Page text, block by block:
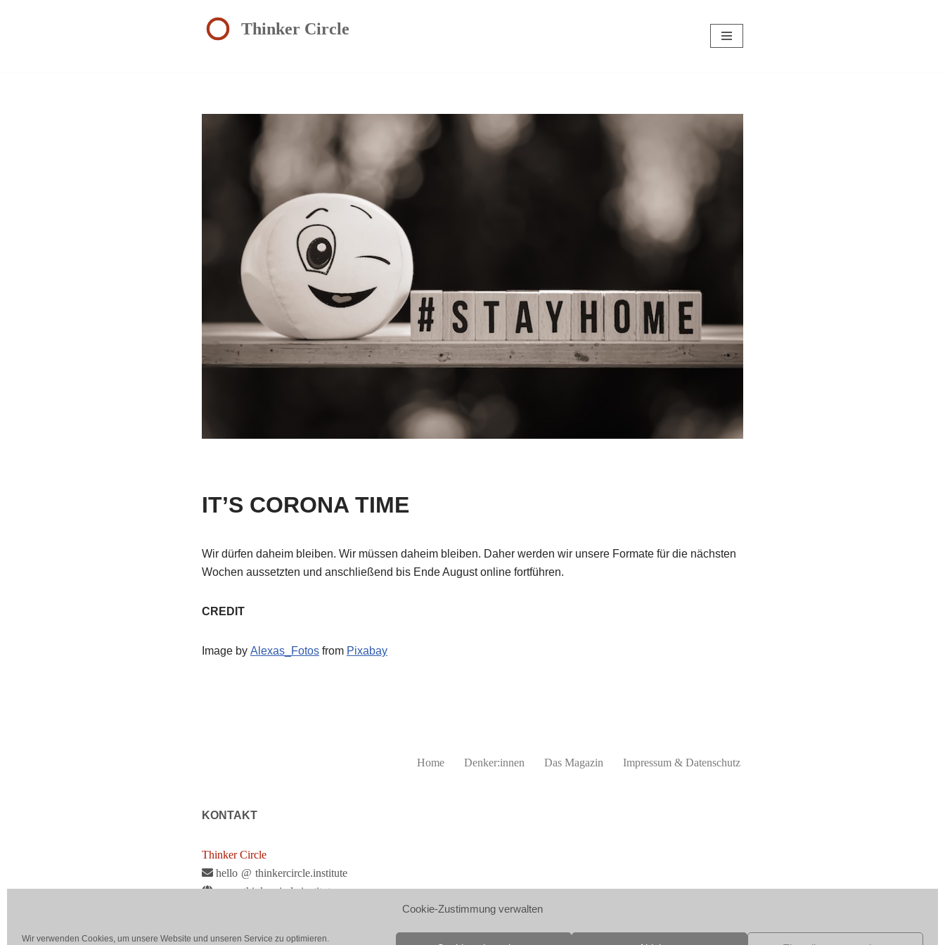
Cookie-Zustimmung verwalten
Wir verwenden Cookies, um unsere Website und unseren Service zu optimieren.
Thinker Circle
IT’S CORONA TIME
Wir dürfen daheim bleiben. Wir müssen daheim bleiben. Daher werden wir unsere Formate für die nächsten
Wochen aussetzten und anschließend bis Ende August online fortführen.
CREDIT
Image by Alexas_Fotos from Pixabay
Home Denker:innen Das Magazin Impressum & Datenschutz
KONTAKT
Thinker Circle
hello @ thinkercircle.institute
www.thinkercircle.institute